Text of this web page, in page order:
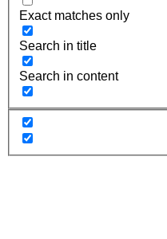
Exact matches only
Search in title
Search in content